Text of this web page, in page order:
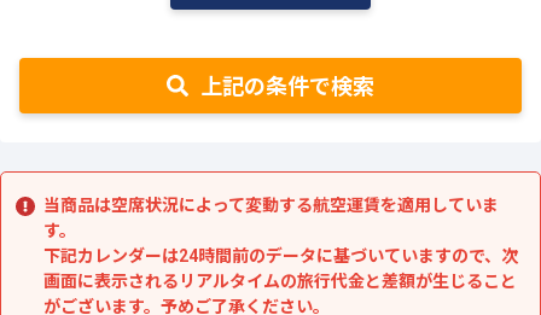
上記の条件で検索
当商品は空席状況によって変動する航空運賃を適用していま
す。
下記カレンダーは24時間前のデータに基づいていますので、次
画面に表示されるリアルタイムの旅行代金と差額が生じること
がございます。予めご了承ください。